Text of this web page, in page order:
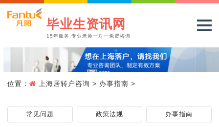
毕业生资讯网
15年服务,专业老师一对一免费咨询
位置： 上海居转户咨询 > 办事指南 >
常见问题 政策法规 办事指南